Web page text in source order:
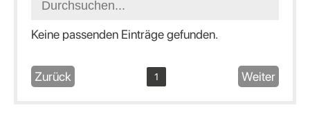
Keine passenden Einträge gefunden.
Zurück 1 Weiter